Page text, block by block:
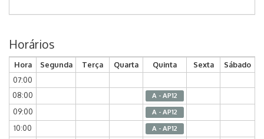
Horários
Hora Segunda Terça Quarta Quinta Sexta
Sábado
07:00
08:00
A - AP12
09:00 A - AP12
10:00 A - AP12